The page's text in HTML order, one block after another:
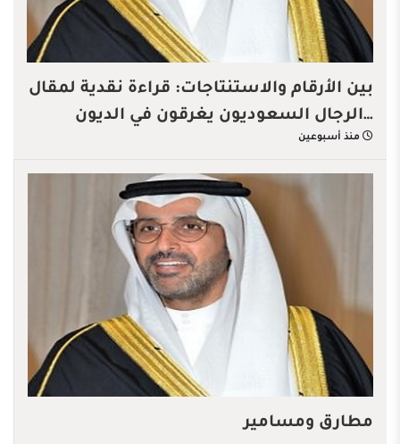
بين الأرقام والاستنتاجات: قراءة نقدية لمقال
…الرجال السعوديون يغرقون في الديون
منذ أسبوعين
مطارق ومسامير